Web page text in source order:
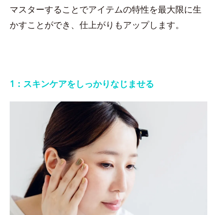
マスターすることでアイテムの特性を最大限に生
かすことができ、仕上がりもアップします。
1：スキンケアをしっかりなじませる